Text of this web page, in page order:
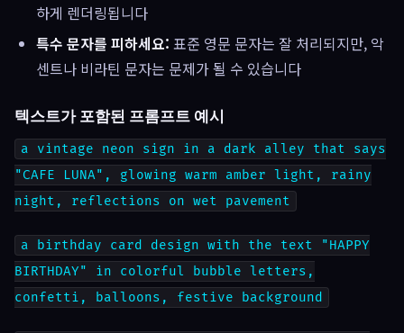
하게 렌더링됩니다
특수 문자를 피하세요: 표준 영문 문자는 잘 처리되지만, 악
센트나 비라틴 문자는 문제가 될 수 있습니다
텍스트가 포함된 프롬프트 예시
a vintage neon sign in a dark alley that says
"CAFE LUNA", glowing warm amber light, rainy
night, reflections on wet pavement
a birthday card design with the text "HAPPY
BIRTHDAY" in colorful bubble letters,
confetti, balloons, festive background